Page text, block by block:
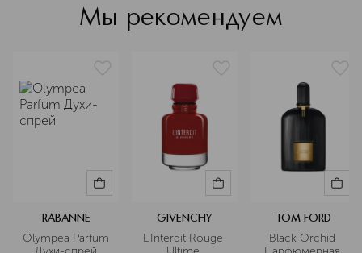
Мы рекомендуем
RABANNE
Olympea Parfum
GIVENCHY
L'Interdit Rouge
TOM FORD
Black Orchid